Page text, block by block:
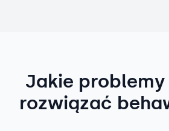
Jakie
rozwiązać